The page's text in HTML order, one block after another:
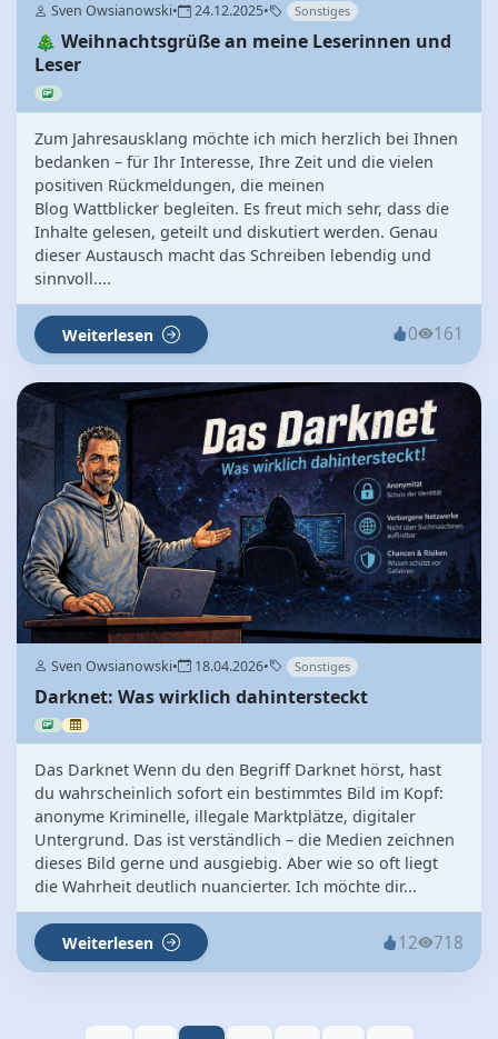
Sven Owsianowski• 24.12.2025• Sonstiges
🎄 Weihnachtsgrüße an meine Leserinnen und
Leser
Zum Jahresausklang möchte ich mich herzlich bei Ihnen
bedanken – für Ihr Interesse, Ihre Zeit und die vielen
positiven Rückmeldungen, die meinen
Blog Wattblicker begleiten. Es freut mich sehr, dass die
Inhalte gelesen, geteilt und diskutiert werden. Genau
dieser Austausch macht das Schreiben lebendig und
sinnvoll....
Weiterlesen 0 161
Sven Owsianowski• 18.04.2026• Sonstiges
Darknet: Was wirklich dahintersteckt
Das Darknet Wenn du den Begriff Darknet hörst, hast
du wahrscheinlich sofort ein bestimmtes Bild im Kopf:
anonyme Kriminelle, illegale Marktplätze, digitaler
Untergrund. Das ist verständlich – die Medien zeichnen
dieses Bild gerne und ausgiebig. Aber wie so oft liegt
die Wahrheit deutlich nuancierter. Ich möchte dir...
Weiterlesen 12 718